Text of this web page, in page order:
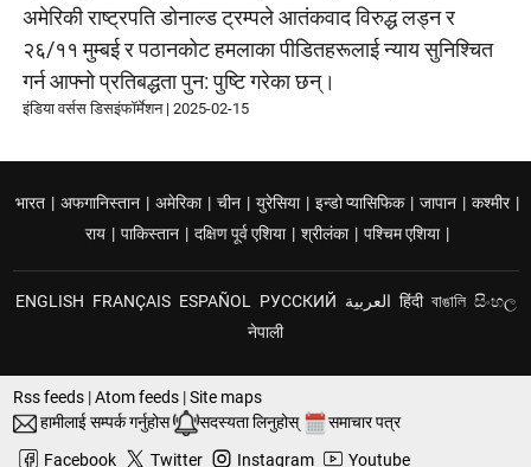
अमेरिकी राष्ट्रपति डोनाल्ड ट्रम्पले आतंकवाद विरुद्ध लड्न र
२६/११ मुम्बई र पठानकोट हमलाका पीडितहरूलाई न्याय सुनिश्चित
गर्न आफ्नो प्रतिबद्धता पुन: पुष्टि गरेका छन्।
इंडिया वर्सस डिसइंफॉर्मेशन|2025-02-15
भारत | अफगानिस्तान | अमेरिका | चीन | युरेसिया | इन्डो प्यासिफिक | जापान | कश्मीर |
राय | पाकिस्तान | दक्षिण पूर्व एशिया | श्रीलंका | पश्चिम एशिया |
ENGLISH FRANÇAIS ESPAÑOL РУССКИЙ العربية हिंदी বাঙালি සිංහල
नेपाली
Rss feeds|Atom feeds|Site maps
हामीलाई सम्पर्क गर्नुहोस
सदस्यता लिनुहोस्
समाचार पत्र
Facebook
Twitter Instagram Youtube